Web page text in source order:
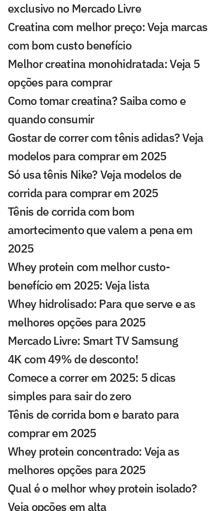
exclusivo no Mercado Livre
Creatina com melhor preço: Veja marcas
com bom custo benefício
Melhor creatina monohidratada: Veja 5
opções para comprar
Como tomar creatina? Saiba como e
quando consumir
Gostar de correr com tênis adidas? Veja
modelos para comprar em 2025
Só usa tênis Nike? Veja modelos de
corrida para comprar em 2025
Tênis de corrida com bom
amortecimento que valem a pena em
2025
Whey protein com melhor custo-
benefício em 2025: Veja lista
Whey hidrolisado: Para que serve e as
melhores opções para 2025
Mercado Livre: Smart TV Samsung
4K com 49% de desconto!
Comece a correr em 2025: 5 dicas
simples para sair do zero
Tênis de corrida bom e barato para
comprar em 2025
Whey protein concentrado: Veja as
melhores opções para 2025
Qual é o melhor whey protein isolado?
Veja opções em alta